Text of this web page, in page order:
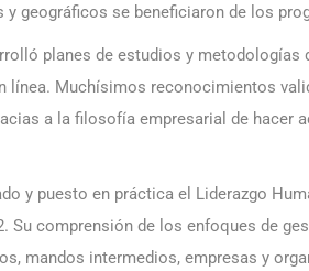
geográficos se beneficiaron de los
planes de estudios y metodologías
línea. Muchísimos reconocimientos
a la filosofía empresarial de hacer
y puesto en práctica el Liderazgo
Su comprensión de los enfoques de
mandos intermedios, empresas y